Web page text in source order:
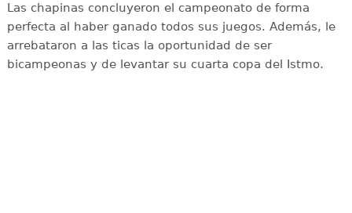
Las chapinas concluyeron el campeonato de forma
perfecta al haber ganado todos sus juegos. Además, le
arrebataron a las ticas la oportunidad de ser
bicampeonas y de levantar su cuarta copa del Istmo.